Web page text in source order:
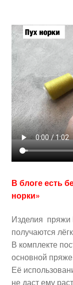
В блоге есть
норки»
Изделия пряжи
получаются
В комплекте
основной
Её
не даст ему